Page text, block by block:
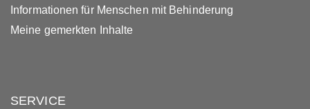
Informationen für Menschen mit Behinderung
Meine gemerkten Inhalte
SERVICE